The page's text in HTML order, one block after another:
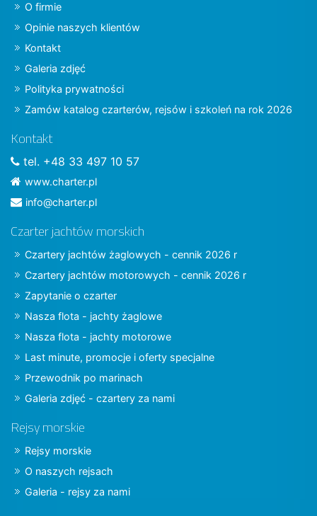
O firmie
Opinie naszych klientów
Kontakt
Galeria zdjęć
Polityka prywatności
Zamów katalog czarterów, rejsów i szkoleń na rok 2026
Kontakt
tel. +48 33 497 10 57
www.charter.pl
info@charter.pl
Czarter jachtów morskich
Czartery jachtów żaglowych - cennik 2026 r
Czartery jachtów motorowych - cennik 2026 r
Zapytanie o czarter
Nasza flota - jachty żaglowe
Nasza flota - jachty motorowe
Last minute, promocje i oferty specjalne
Przewodnik po marinach
Galeria zdjęć - czartery za nami
Rejsy morskie
Rejsy morskie
O naszych rejsach
Galeria - rejsy za nami